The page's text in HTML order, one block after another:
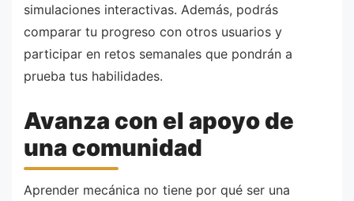
simulaciones interactivas. Además, podrás
comparar tu progreso con otros usuarios y
participar en retos semanales que pondrán a
prueba tus habilidades.
Avanza con el apoyo de
una comunidad
Aprender mecánica no tiene por qué ser una